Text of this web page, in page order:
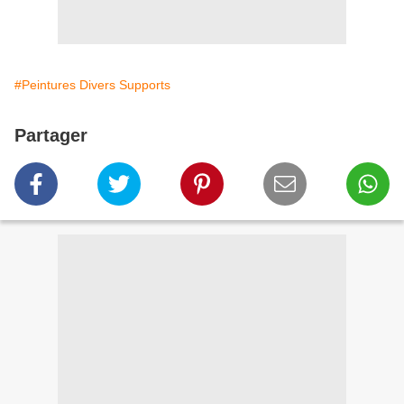
#Peintures Divers Supports
Partager